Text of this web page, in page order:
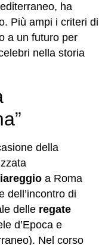
ha
Più ampi i criteri di
a un futuro per
nella storia
della
a Roma
dell’incontro di
delle regate
d’Epoca e
Nel corso